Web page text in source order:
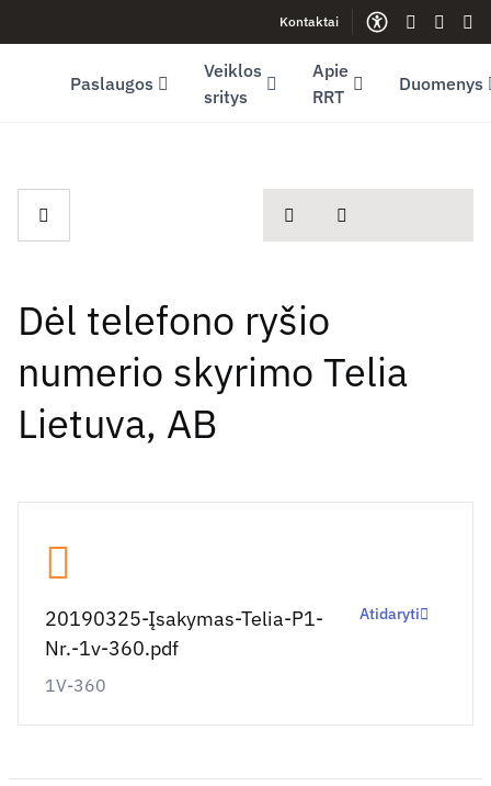
Youtube (opens in new window)Kontaktai
Gestų
Paslaugos
Veiklos
sritys
Apie
RRT
Duomenys
spausdintiDalintis
Dėl telefono ryšio
numerio skyrimo Telia
Lietuva, AB
20190325-Įsakymas-Telia-P1-
Nr.-1v-360.pdf
1V-360
Atidaryti